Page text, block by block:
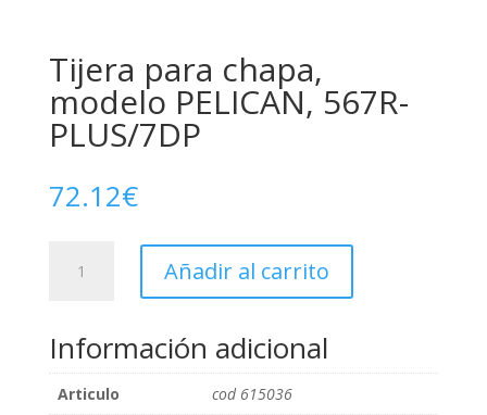
Tijera para chapa,
modelo PELICAN, 567R-
PLUS/7DP
72.12€
PELICAN,
567R-
PLUS/7DP
Añadir al carrito
Información adicional
Articulo cod 615036